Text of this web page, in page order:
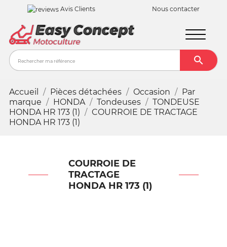
Avis Clients Nous contacter

Accueil Pièces détachées Occasion
Par
marque
HONDA Tondeuses
TONDEUSE
HONDA HR 173 (1)
COURROIE DE TRACTAGE
HONDA HR 173 (1)
COURROIE DE
TRACTAGE
HONDA HR 173 (1)